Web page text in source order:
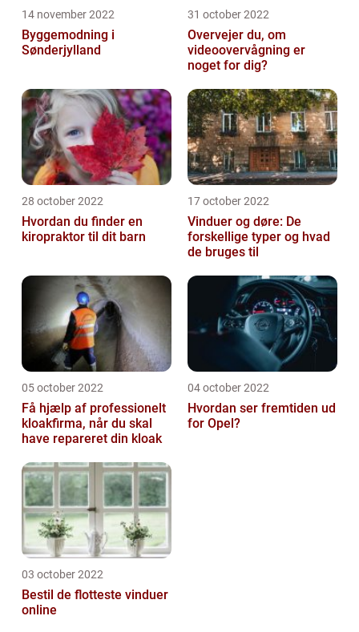
14 november 2022
Byggemodning i
Sønderjylland
31 october 2022
Overvejer du, om
videoovervågning er
noget for dig?
28 october 2022
Hvordan du finder en
kiropraktor til dit barn
17 october 2022
Vinduer og døre: De
forskellige typer og hvad
de bruges til
05 october 2022
Få hjælp af professionelt
kloakfirma, når du skal
have repareret din kloak
04 october 2022
Hvordan ser fremtiden ud
for Opel?
03 october 2022
Bestil de flotteste vinduer
online